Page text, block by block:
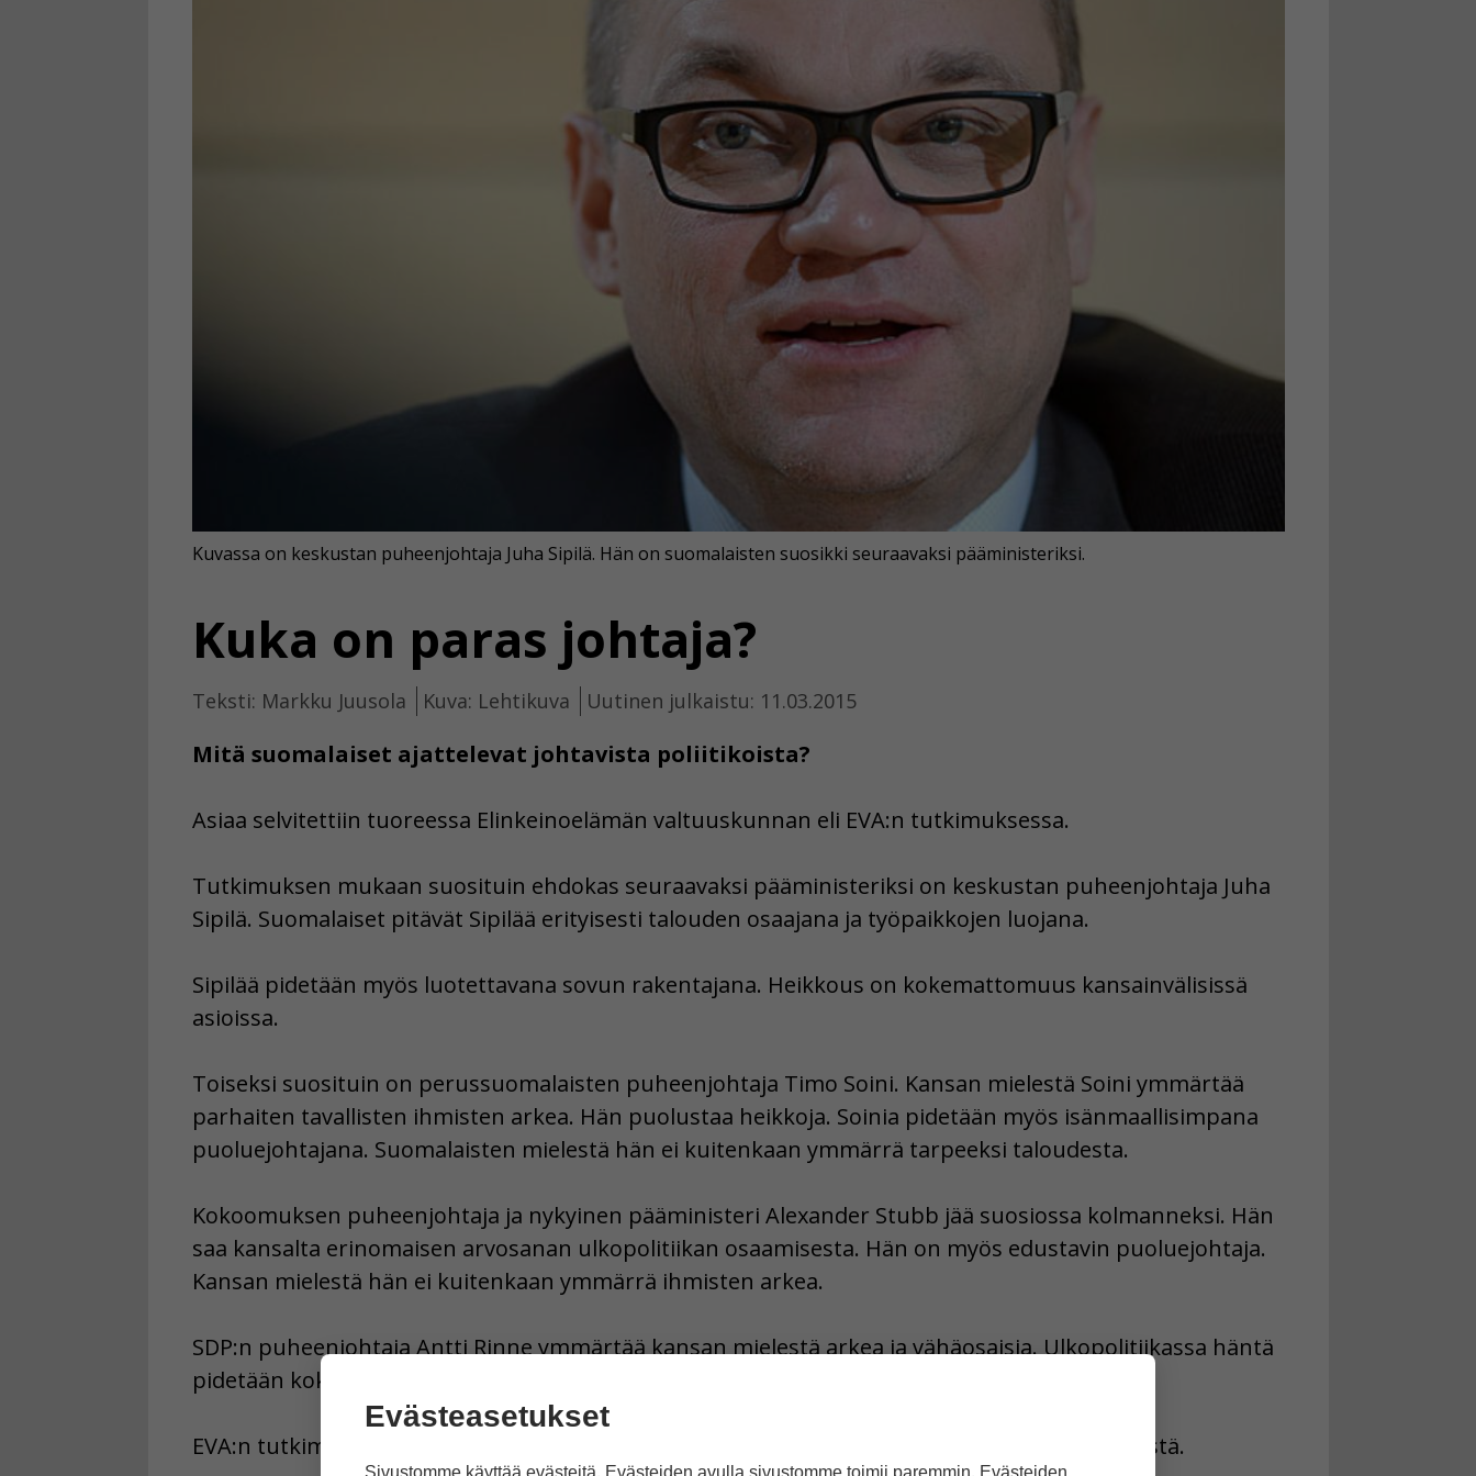
Kuka on paras johtaja?
Teksti: Markku Juusola Kuva: Lehtikuva Uutinen julkaistu: 11.03.2015
Mitä suomalaiset ajattelevat johtavista poliitikoista?
Kuvassa on keskustan puheenjohtaja Juha Sipilä. Hän on suomalaisten suosikki seuraavaksi pääministeriksi.
Asiaa selvitettiin tuoreessa Elinkeinoelämän valtuuskunnan eli EVA:n tutkimuksessa.
Tutkimuksen mukaan suosituin ehdokas seuraavaksi pääministeriksi on keskustan puheenjohtaja Juha
Sipilä. Suomalaiset pitävät Sipilää erityisesti talouden osaajana ja työpaikkojen luojana.
Sipilää pidetään myös luotettavana sovun rakentajana. Heikkous on kokemattomuus kansainvälisissä
asioissa.
Toiseksi suosituin on perussuomalaisten puheenjohtaja Timo Soini. Kansan mielestä Soini ymmärtää
parhaiten tavallisten ihmisten arkea. Hän puolustaa heikkoja. Soinia pidetään myös isänmaallisimpana
puoluejohtajana. Suomalaisten mielestä hän ei kuitenkaan ymmärrä tarpeeksi taloudesta.
Kokoomuksen puheenjohtaja ja nykyinen pääministeri Alexander Stubb jää suosiossa kolmanneksi. Hän
saa kansalta erinomaisen arvosanan ulkopolitiikan osaamisesta. Hän on myös edustavin puoluejohtaja.
Kansan mielestä hän ei kuitenkaan ymmärrä ihmisten arkea.
SDP:n puheenjohtaja Antti Rinne ymmärtää kansan mielestä arkea ja vähäosaisia. Ulkopolitiikassa häntä
pidetään kokemattomana.
EVA:n tutkimuksen nimi oli Ken on maassa jämäkin? Siihen haastateltiin hiukan yli 2000 ihmistä.
Evästeasetukset
Sivustomme käyttää evästeitä. Evästeiden avulla sivustomme toimii paremmin. Evästeiden